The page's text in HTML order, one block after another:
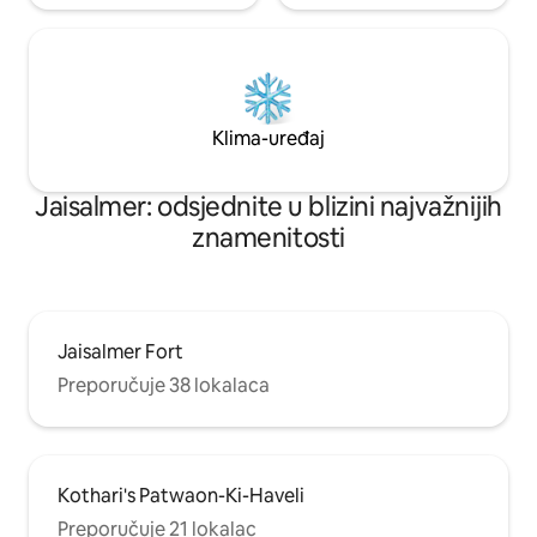
Klima-uređaj
Jaisalmer: odsjednite u blizini najvažnijih
znamenitosti
Jaisalmer Fort
Preporučuje 38 lokalaca
Kothari's Patwaon-Ki-Haveli
Preporučuje 21 lokalac